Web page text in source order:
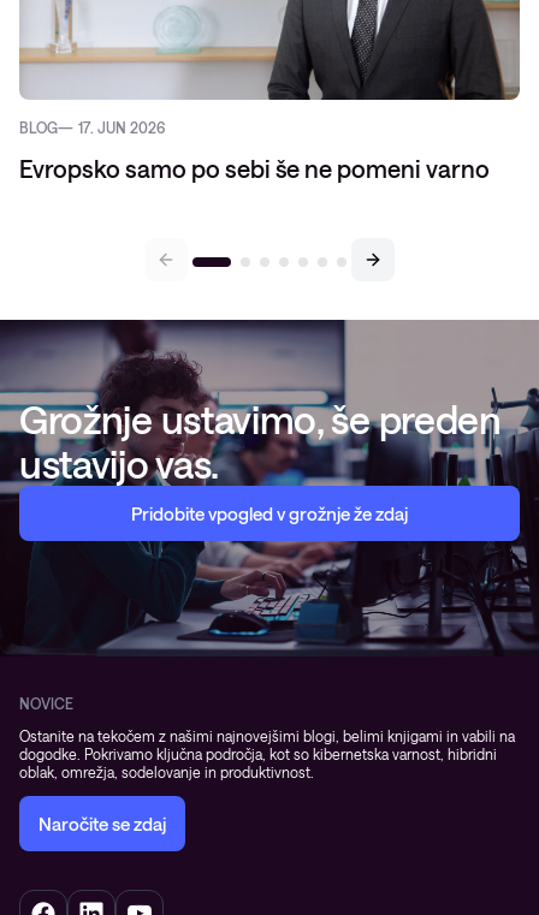
BLOG 17. JUN 2026
Evropsko samo po sebi še ne pomeni varno
Grožnje ustavimo, še preden
ustavijo vas.
Pridobite vpogled v grožnje že zdaj
NOVICE
Ostanite na tekočem z našimi najnovejšimi blogi, belimi knjigami in vabili na
dogodke. Pokrivamo ključna področja, kot so kibernetska varnost, hibridni
oblak, omrežja, sodelovanje in produktivnost.
Naročite se zdaj